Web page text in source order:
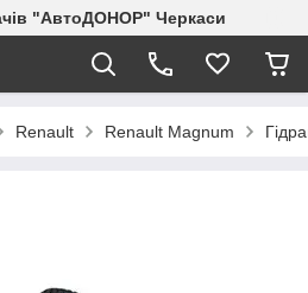
"АвтоДОНОР" Черкаси
Renault Renault Magnum